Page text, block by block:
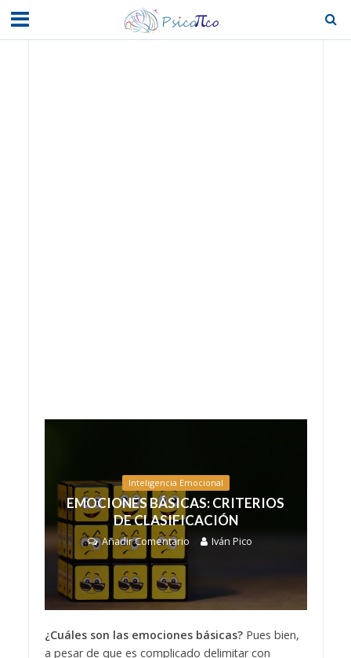
Inteligencia Emocional
EMOCIONES BÁSICAS: CRITERIOS
DE CLASIFICACIÓN
Añadir Comentario Iván Pico
¿Cuáles son las emociones básicas?Pues bien,
a pesar de que es complicado delimitar con